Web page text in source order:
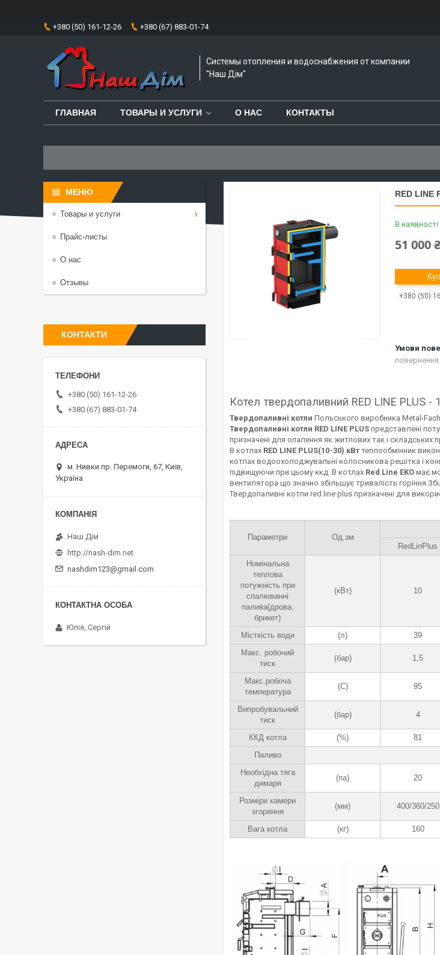
+380 (50) 161-12-26 +380 (67) 883-01-74
Системы отопления и водоснабжения от компании
"Наш Дім"
ГЛАВНАЯ ТОВАРЫ И УСЛУГИ О НАС КОНТАКТЫ
RED LINE
В наявності
51 000 ₴
+380 (50)
Котел твердопаливний RED LINE PLUS -
Твердопаливні котли Польського виробника Metal-
Твердопаливні котли RED LINE PLUS представлені
призначені для опалення як житлових так і складських
В котлах RED LINE PLUS(10-30) кВт теплообмінник
котлах водоохолоджувальні колосникова решітка і
підвищуючи при цьому ккд .В котлах Red Line EKO має
вентилятора що значно збільшує тривалість
Твердопаливні котли red line plus призначені для
Параметри Од.зм
RedLinPlus
Номінальна
теплова
потужність при
спалюванні
палива(дрова,
брикет)
(кВт) 10
Місткість води (л) 39
Макс. робочий
тиск
(бар) 1,5
Макс.робоча
температура
(С) 95
Випробувальний
тиск
(бар) 4
ККД котла (%) 81
Паливо
Необхідна тяга
димаря
(па) 20
Розміри камери
згоряння
(мм) 400/360/250
Вага котла (кг) 160
Товары и услуги
Прайс-листы
О нас
Отзывы
КОНТАКТИ
+380 (50) 161-12-26
+380 (67) 883-01-74
м. Нивки пр. Перемоги, 67, Київ,
Україна
Наш Дім
http://nash-dim.net
nashdim123@gmail.com
Юлія, Сергій